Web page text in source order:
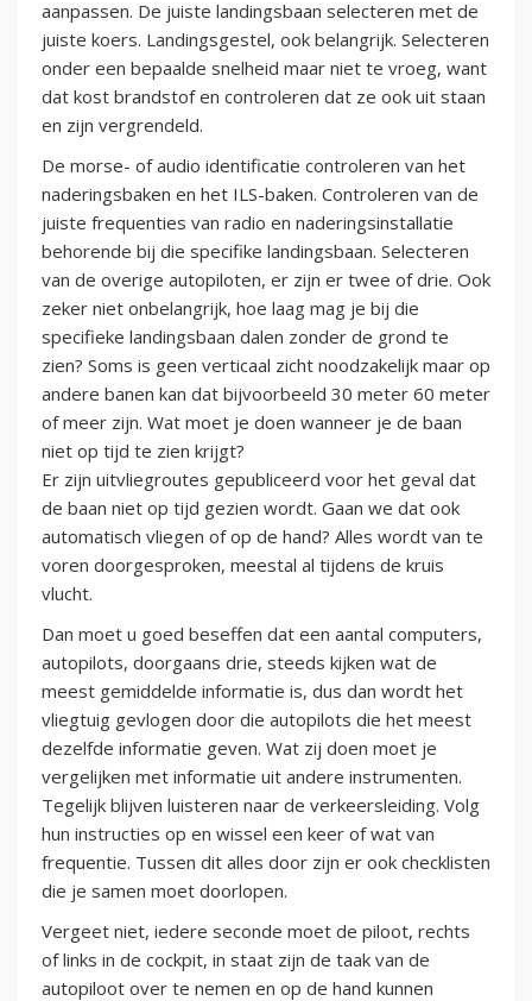
aanpassen. De juiste landingsbaan selecteren met de
juiste koers. Landingsgestel, ook belangrijk. Selecteren
onder een bepaalde snelheid maar niet te vroeg, want
dat kost brandstof en controleren dat ze ook uit staan
en zijn vergrendeld.
De morse- of audio identificatie controleren van het
naderingsbaken en het ILS-baken. Controleren van de
juiste frequenties van radio en naderingsinstallatie
behorende bij die specifike landingsbaan. Selecteren
van de overige autopiloten, er zijn er twee of drie. Ook
zeker niet onbelangrijk, hoe laag mag je bij die
specifieke landingsbaan dalen zonder de grond te
zien? Soms is geen verticaal zicht noodzakelijk maar op
andere banen kan dat bijvoorbeeld 30 meter 60 meter
of meer zijn. Wat moet je doen wanneer je de baan
niet op tijd te zien krijgt?
Er zijn uitvliegroutes gepubliceerd voor het geval dat
de baan niet op tijd gezien wordt. Gaan we dat ook
automatisch vliegen of op de hand? Alles wordt van te
voren doorgesproken, meestal al tijdens de kruis
vlucht.
Dan moet u goed beseffen dat een aantal computers,
autopilots, doorgaans drie, steeds kijken wat de
meest gemiddelde informatie is, dus dan wordt het
vliegtuig gevlogen door die autopilots die het meest
dezelfde informatie geven. Wat zij doen moet je
vergelijken met informatie uit andere instrumenten.
Tegelijk blijven luisteren naar de verkeersleiding. Volg
hun instructies op en wissel een keer of wat van
frequentie. Tussen dit alles door zijn er ook checklisten
die je samen moet doorlopen.
Vergeet niet, iedere seconde moet de piloot, rechts
of links in de cockpit, in staat zijn de taak van de
autopiloot over te nemen en op de hand kunnen